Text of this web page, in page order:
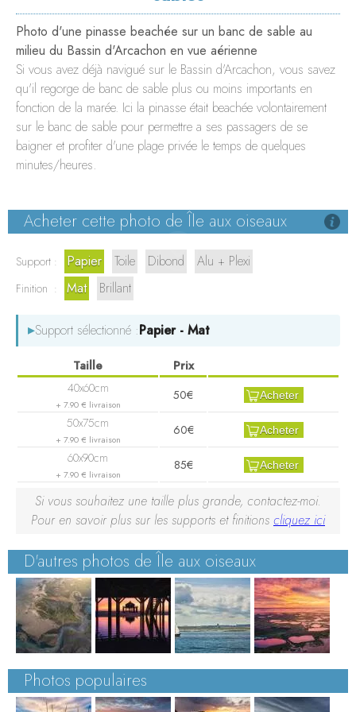
BORDEAUX
Photo d'une pinasse beachée sur un banc de sable au
milieu du Bassin d'Arcachon en vue aérienne
Si vous avez déjà navigué sur le Bassin d'Arcachon, vous savez
qu'il regorge de banc de sable plus ou moins importants en
fonction de la marée. Ici la pinasse était beachée volontairement
sur le banc de sable pour permettre a ses passagers de se
baigner et profiter d'une plage privée le temps de quelques
minutes/heures.
Acheter cette photo de Île aux oiseaux
Support : Papier Toile Dibond Alu + Plexi
Finition : Mat Brillant
▸Support sélectionné :Papier - Mat
+ 7.90 € livraison
50€ Acheter
+ 7.90 € livraison
60€ Acheter
+ 7.90 € livraison
85€ Acheter
Si vous souhaitez une taille plus grande, contactez-moi.
Pour en savoir plus sur les supports et finitions cliquez ici
D'autres photos de Île aux oiseaux
Photos populaires